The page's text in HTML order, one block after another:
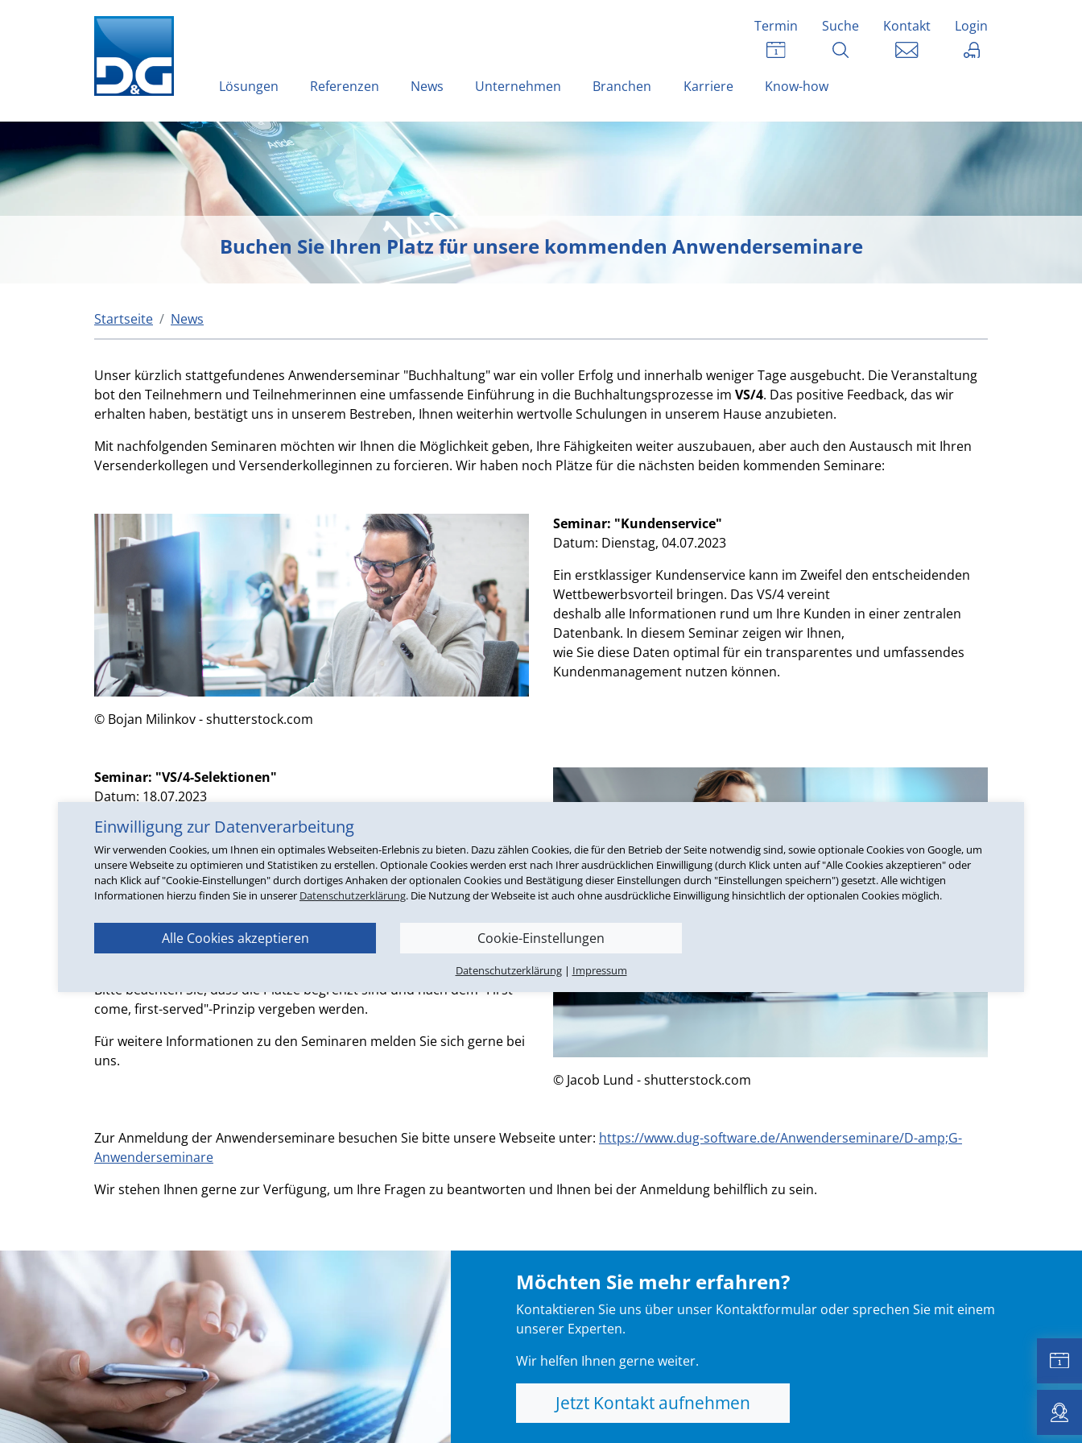
Einwilligung zur Datenverarbeitung
Wir verwenden Cookies, um Ihnen ein optimales Webseiten-Erlebnis zu bieten. Dazu zählen Cookies, die für den Betrieb der Seite notwendig sind, sowie optionale Cookies von Google, um
unsere Webseite zu optimieren und Statistiken zu erstellen. Optionale Cookies werden erst nach Ihrer ausdrücklichen Einwilligung (durch Klick unten auf "Alle Cookies akzeptieren" oder
nach Klick auf "Cookie-Einstellungen" durch dortiges Anhaken der optionalen Cookies und Bestätigung dieser Einstellungen durch "Einstellungen speichern") gesetzt. Alle wichtigen
Informationen hierzu finden Sie in unserer Datenschutzerklärung. Die Nutzung der Webseite ist auch ohne ausdrückliche Einwilligung hinsichtlich der optionalen Cookies möglich.
Alle Cookies akzeptieren Cookie-Einstellungen
Datenschutzerklärung| Impressum
Termin Suche Kontakt Login
Lösungen Referenzen News Unternehmen Branchen Karriere Know-how
Buchen Sie Ihren Platz für unsere kommenden Anwenderseminare
Startseite News
Unser kürzlich stattgefundenes Anwenderseminar "Buchhaltung" war ein voller Erfolg und innerhalb weniger Tage ausgebucht. Die Veranstaltung
bot den Teilnehmern und Teilnehmerinnen eine umfassende Einführung in die Buchhaltungsprozesse im VS/4. Das positive Feedback, das wir
erhalten haben, bestätigt uns in unserem Bestreben, Ihnen weiterhin wertvolle Schulungen in unserem Hause anzubieten.
Mit nachfolgenden Seminaren möchten wir Ihnen die Möglichkeit geben, Ihre Fähigkeiten weiter auszubauen, aber auch den Austausch mit Ihren
Versenderkollegen und Versenderkolleginnen zu forcieren. Wir haben noch Plätze für die nächsten beiden kommenden Seminare:
© Bojan Milinkov - shutterstock.com
Seminar: "Kundenservice"
Datum: Dienstag, 04.07.2023
Ein erstklassiger Kundenservice kann im Zweifel den entscheidenden
Wettbewerbsvorteil bringen. Das VS/4 vereint
deshalb alle Informationen rund um Ihre Kunden in einer zentralen
Datenbank. In diesem Seminar zeigen wir Ihnen,
wie Sie diese Daten optimal für ein transparentes und umfassendes
Kundenmanagement nutzen können.
© Jacob Lund - shutterstock.com
Seminar: "VS/4-Selektionen"
Datum: 18.07.2023
Ob statistische Auswertung oder zielgruppenspezifische
Adressselektion für erfolgreiche Marketingaktionen - die
Selektionen im VS/4 bieten verschiedenste Möglichkeiten, um die
umfassende Datenbasis Ihres ERP-Systems optimal zu nutzen.
Nutzen Sie die Gelegenheit zum persönlichen Erfahrungs-Austausch
mit Versenderkollegen und Versenderkolleginnen und unserem Team -
knüpfen Sie gewinnbringende Kontakte.
Bitte beachten Sie, dass die Plätze begrenzt sind und nach dem "First-
come, first-served"-Prinzip vergeben werden.
Für weitere Informationen zu den Seminaren melden Sie sich gerne bei
uns.
Zur Anmeldung der Anwenderseminare besuchen Sie bitte unsere Webseite unter: https://www.dug-software.de/Anwenderseminare/D-amp;G-
Anwenderseminare
Wir stehen Ihnen gerne zur Verfügung, um Ihre Fragen zu beantworten und Ihnen bei der Anmeldung behilflich zu sein.
Möchten Sie mehr erfahren?
Kontaktieren Sie uns über unser Kontaktformular oder sprechen Sie mit einem
unserer Experten.
Wir helfen Ihnen gerne weiter.
Jetzt Kontakt aufnehmen